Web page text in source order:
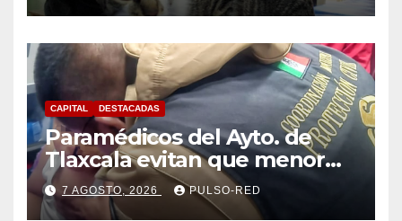
CAPITAL DESTACADAS
Paramédicos del Ayto. de
Tlaxcala evitan que menor
sufra complicaciones por
hipotermia tras caer en una
7 AGOSTO, 2026 PULSO-RED